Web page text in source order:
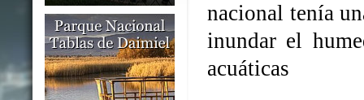
nacional tenía
inundar el
acuáticas